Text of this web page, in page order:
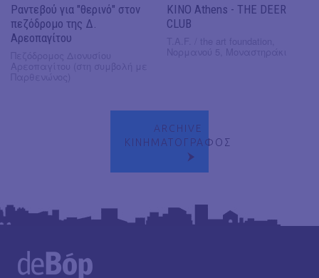
Ραντεβού για "θερινό" στον
πεζόδρομο της Δ.
Αρεοπαγίτου
KINO Athens - THE DEER
CLUB
ARCHIVE
ΚΙΝΗΜΑΤΟΓΡΑΦΟΣ